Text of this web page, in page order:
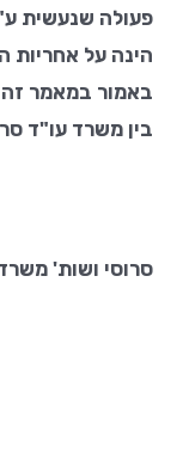
פעולה שנעשית
הינה על
באמור במאמר זה
בין משרד עו"ד
סרוסי ושות'